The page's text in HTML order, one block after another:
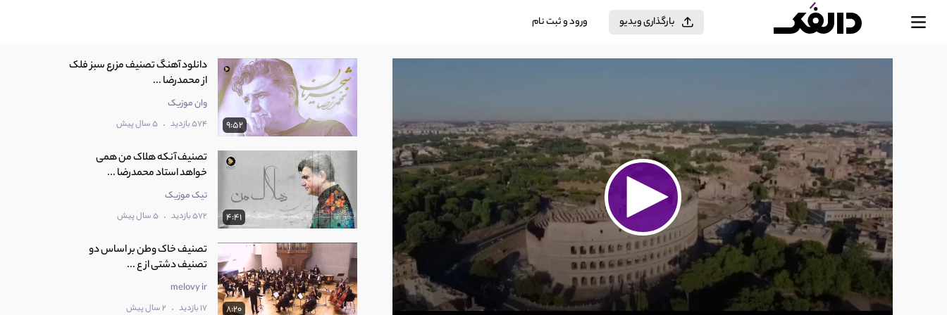
بارگذاری ویدیو ورود و ثبت نام
9:52
دانلود آهنگ تصنیف مزرع سبز فلک
از محمدرضا ...
وان موزیک
574 بازدید . 5 سال پیش
4:41
تصنیف آنکه هلاک من همی
خواهد استاد محمدرضا ...
تیک موزیک
572 بازدید . 5 سال پیش
8:20
تصنیف خاک وطن بر اساس دو
تصنیف دشتی از ع ...
melovy ir
17 بازدید . 2 سال پیش